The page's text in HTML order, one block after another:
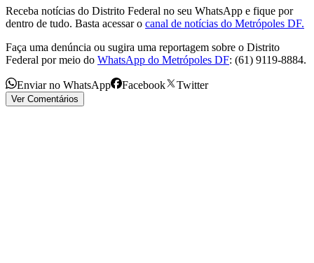
Receba notícias do Distrito Federal no seu WhatsApp e fique por
dentro de tudo. Basta acessar o canal de notícias do Metrópoles DF.
Faça uma denúncia ou sugira uma reportagem sobre o Distrito
Federal por meio do WhatsApp do Metrópoles DF: (61) 9119-8884.
Enviar no WhatsApp Facebook Twitter
Ver Comentários